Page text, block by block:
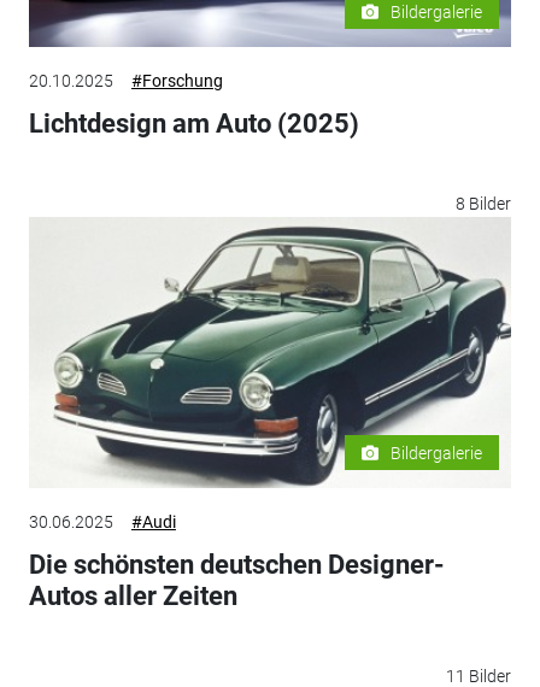
Bildergalerie
20.10.2025 #Forschung
Lichtdesign am Auto (2025)
8 Bilder
Bildergalerie
30.06.2025 #Audi
Die schönsten deutschen Designer-
Autos aller Zeiten
11 Bilder